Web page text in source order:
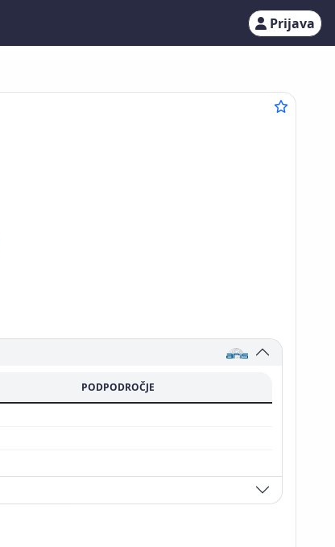
Prijava
PODPODROČJE